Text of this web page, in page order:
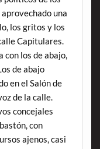
una
los gritos y los
Capitulares.
con los de abajo,
de abajo
en el Salón de
de la calle.
concejales
con
ajenos, casi